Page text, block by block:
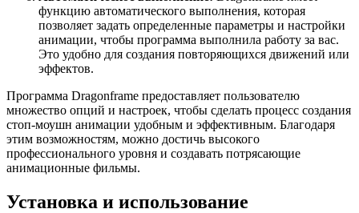
функцию автоматического выполнения, которая
позволяет задать определенные параметры и настройки
анимации, чтобы программа выполнила работу за вас.
Это удобно для создания повторяющихся движений или
эффектов.
Программа Dragonframe предоставляет пользователю
множество опций и настроек, чтобы сделать процесс создания
стоп-моушн анимации удобным и эффективным. Благодаря
этим возможностям, можно достичь высокого
профессионального уровня и создавать потрясающие
анимационные фильмы.
Установка и использование